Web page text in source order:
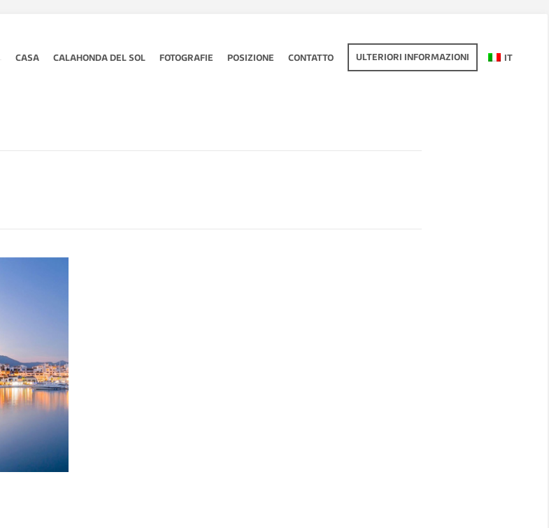
CASA CALAHONDA DEL SOL FOTOGRAFIE POSIZIONE CONTATTO ULTERIORI INFORMAZIONI IT